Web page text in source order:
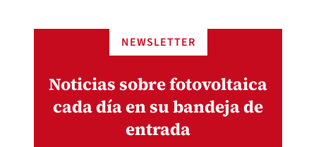
NEWSLETTER
Noticias sobre fotovoltaica
cada día en su bandeja de
entrada